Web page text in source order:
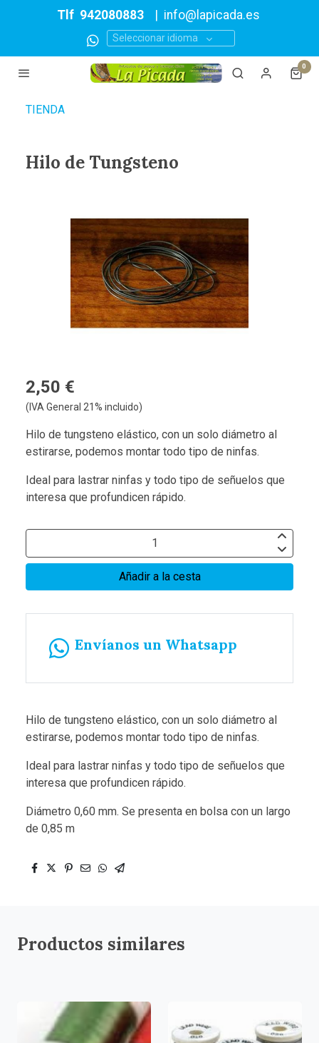
Tlf 942080883 info@lapicada.es
Seleccionar idioma
0
TIENDA
Hilo de Tungsteno
2,50 €
(IVA General 21% incluido)
Hilo de tungsteno elástico, con un solo diámetro al
estirarse, podemos montar todo tipo de ninfas.
Ideal para lastrar ninfas y todo tipo de señuelos que
interesa que profundicen rápido.
Añadir a la cesta
Envíanos un Whatsapp
Hilo de tungsteno elástico, con un solo diámetro al
estirarse, podemos montar todo tipo de ninfas.
Ideal para lastrar ninfas y todo tipo de señuelos que
interesa que profundicen rápido.
Diámetro 0,60 mm. Se presenta en bolsa con un largo
de 0,85 m
Productos similares